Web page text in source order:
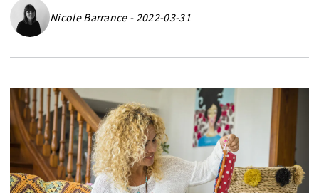
Nicole Barrance - 2022-03-31